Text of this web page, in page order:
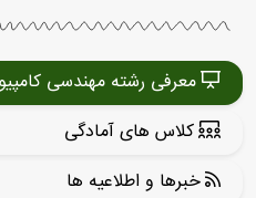
معرفی رشته مهندسی
کلاس های آمادگی
خبرها و اطلاعیه ها